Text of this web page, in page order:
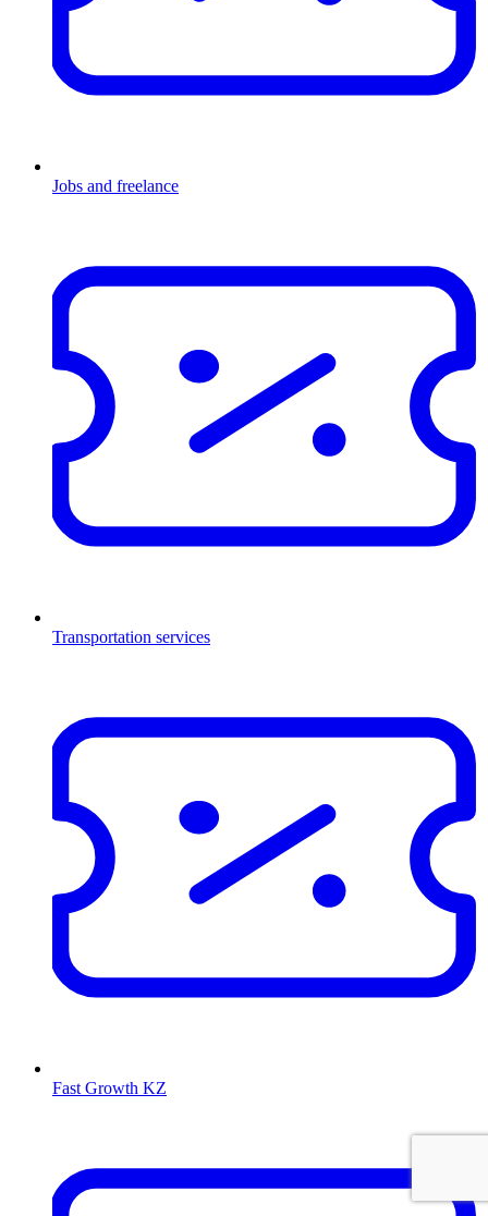
Jobs and freelance
Transportation services
Fast Growth KZ